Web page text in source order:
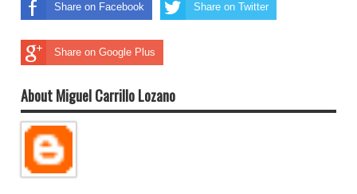
Share on Facebook Share on Twitter
Share on Google Plus
About Miguel Carrillo Lozano